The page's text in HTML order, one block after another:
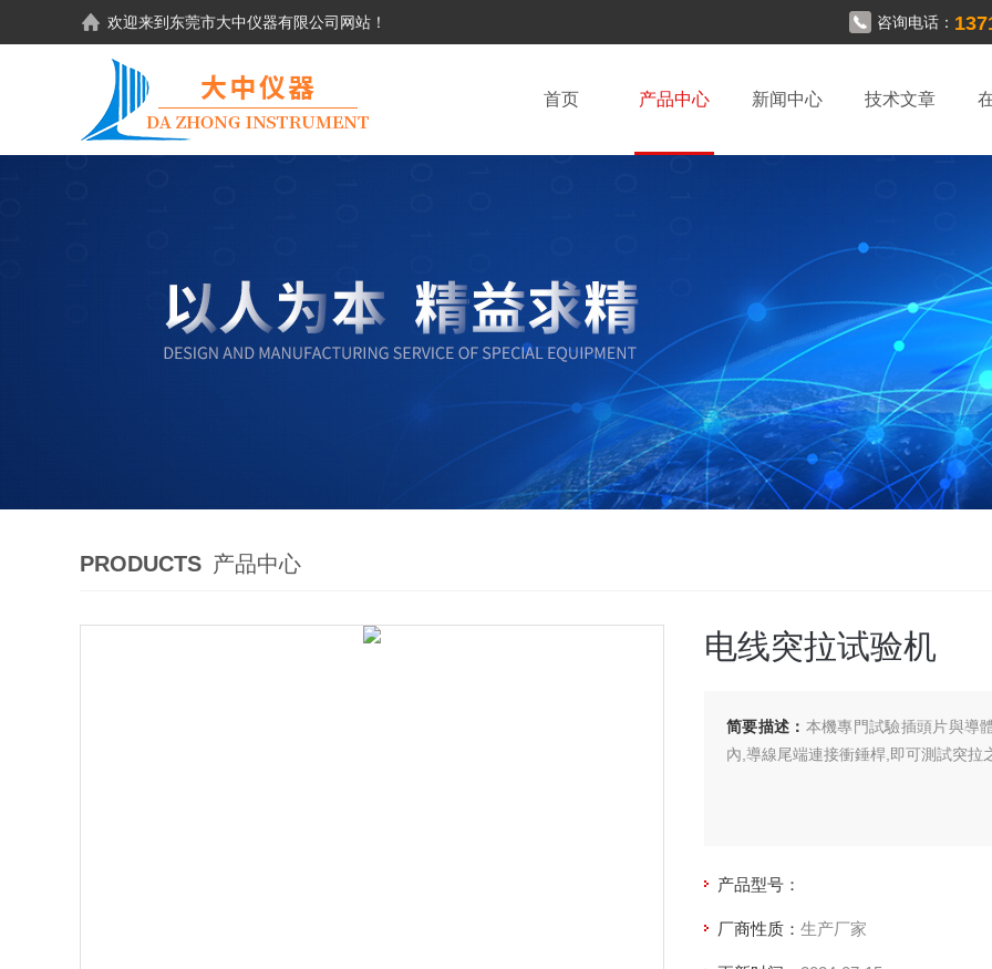
欢迎来到东莞市大中仪器有限公司网站！ 咨询电话：
首页 产品中心 新闻中心 技术文章
PRODUCTS 产品中心
电线突拉试验机
简要描述： 本機專門試驗插頭片與導
內,導線尾端連接衝錘桿,即可測試突
产品型号：
厂商性质： 生产厂家